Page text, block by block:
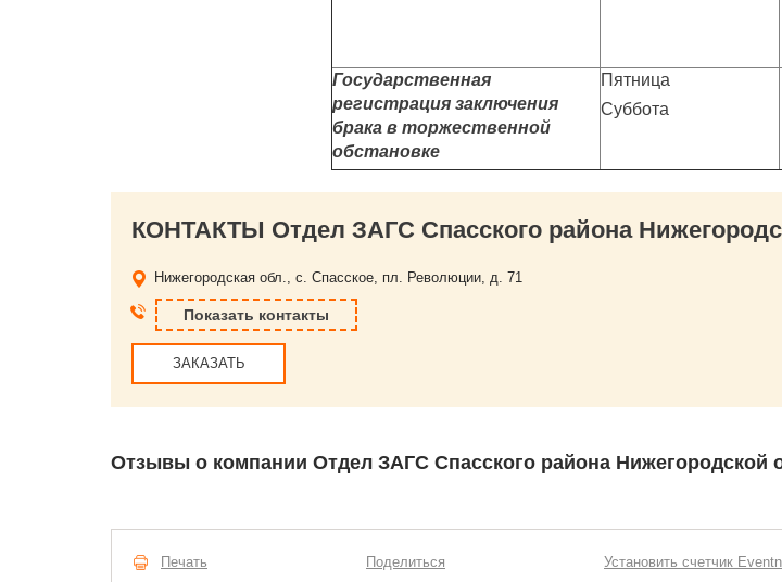
Государственная
регистрация заключения
брака в торжественной
обстановке
Пятница
Суббота
КОНТАКТЫ Отдел ЗАГС Спасского района
Нижегородская обл., с. Спасское, пл. Революции, д. 71
Показать контакты
ЗАКАЗАТЬ
Отзывы о компании Отдел ЗАГС Спасского района Нижегородской
Печать Поделиться Установить счетчик